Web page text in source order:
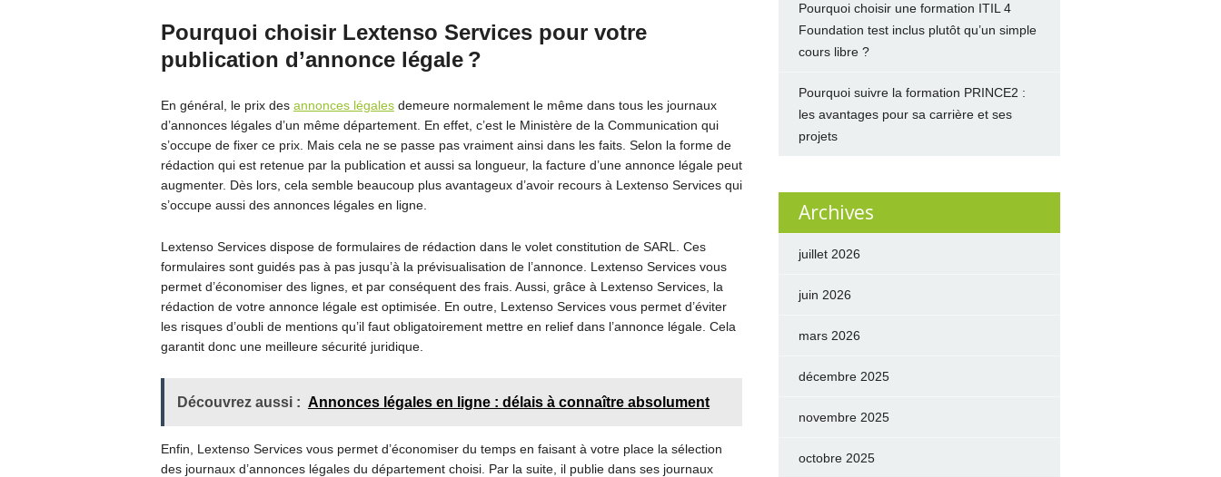
Pourquoi choisir Lextenso Services pour votre
publication d’annonce légale ?
En général, le prix des annonces légalesdemeure normalement le même dans tous les journaux
d’annonces légales d’un même département. En effet, c’est le Ministère de la Communication qui
s’occupe de fixer ce prix. Mais cela ne se passe pas vraiment ainsi dans les faits. Selon la forme de
rédaction qui est retenue par la publication et aussi sa longueur, la facture d’une annonce légale peut
augmenter. Dès lors, cela semble beaucoup plus avantageux d’avoir recours à Lextenso Services qui
s’occupe aussi des annonces légales en ligne.
Lextenso Services dispose de formulaires de rédaction dans le volet constitution de SARL. Ces
formulaires sont guidés pas à pas jusqu’à la prévisualisation de l’annonce. Lextenso Services vous
permet d’économiser des lignes, et par conséquent des frais. Aussi, grâce à Lextenso Services, la
rédaction de votre annonce légale est optimisée. En outre, Lextenso Services vous permet d’éviter
les risques d’oubli de mentions qu’il faut obligatoirement mettre en relief dans l’annonce légale. Cela
garantit donc une meilleure sécurité juridique.
Découvrez aussi : Annonces légales en ligne : délais à connaître absolument
Enfin, Lextenso Services vous permet d’économiser du temps en faisant à votre place la sélection
des journaux d’annonces légales du département choisi. Par la suite, il publie dans ses journaux
Pourquoi choisir une formation ITIL 4
Foundation test inclus plutôt qu’un simple
cours libre ?
Pourquoi suivre la formation PRINCE2 :
les avantages pour sa carrière et ses
projets
Archives
juillet 2026
juin 2026
mars 2026
décembre 2025
novembre 2025
octobre 2025